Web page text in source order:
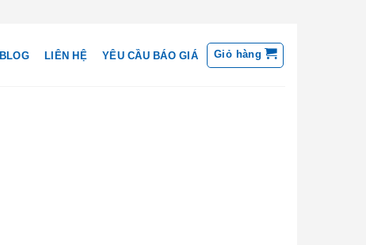
BLOG LIÊN HỆ YÊU CẦU BÁO GIÁ Giỏ hàng